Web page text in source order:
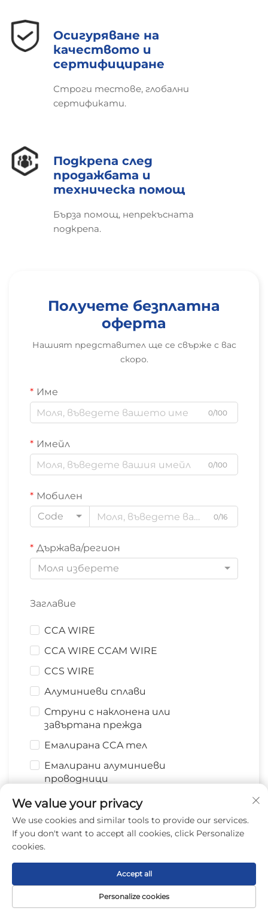
Осигуряване на
качеството и
сертифициране
Строги тестове, глобални
сертификати.
Подкрепа след
продажбата и
техническа помощ
Бърза помощ, непрекъсната
подкрепа.
Получете безплатна
оферта
Нашият представител ще се свърже с вас
скоро.
Име
0/100
Имейл
0/100
Мобилен
Code
0/16
Държава/регион
Моля изберете
Заглавие
CCA WIRE
CCA WIRE CCAM WIRE
CCS WIRE
Алуминиеви сплави
Струни с наклонена или
завъртана прежда
Емалирана CCA тел
Емалирани алуминиеви
проводници
Съобщение
Начална
Продукт За нас Контакти
We value your privacy
We use cookies and similar tools to provide our services.
If you don't want to accept all cookies, click Personalize
cookies.
Personalize cookies
Accept all